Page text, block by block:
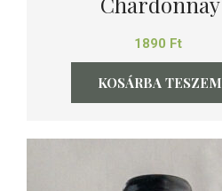
1890 Ft
KOSÁRBA TESZEM